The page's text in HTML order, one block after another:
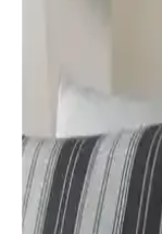
1970'ler Madras
Panelli Beyzbol
1970'ler madras
beyzbol şapkaları,
birleştirerek tekstil
2025'te Deco
Odanızda Fark